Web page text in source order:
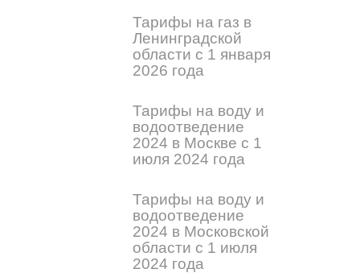
Тарифы на газ в
Ленинградской
области с 1 января
2026 года
Тарифы на воду и
водоотведение
2024 в Москве с 1
июля 2024 года
Тарифы на воду и
водоотведение
2024 в Московской
области с 1 июля
2024 года